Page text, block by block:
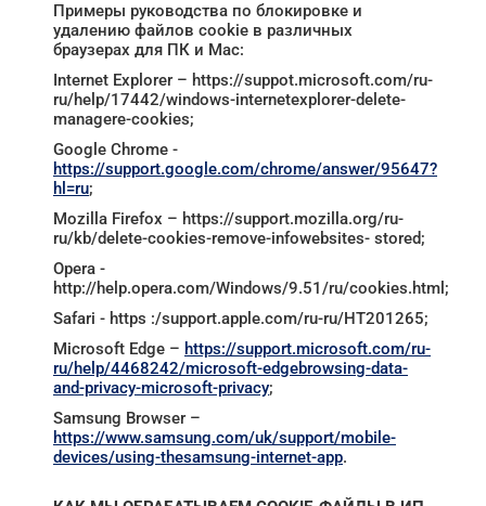
Примеры руководства по блокировке и
удалению файлов cookie в различных
браузерах для ПК и Мас:
Internet Ехрlorеr – https://suppot.microsoft.com/ru-
ru/help/17442/windows-internetexplorer-delete-
managere-cookies;
Google Chrome -
https://support.google.com/chrome/answer/95647?
hl=ru;
Mozilla Firеfox – https://support.mozilla.org/ru-
ru/kb/delete-cookies-remove-infowebsites- stored;
Ореrа -
http://help.opera.com/Windows/9.51/ru/cookies.html;
Safari - https :/support.applе.соm/ru-ru/HT201265;
Microsoft Edge – https://support.microsoft.com/ru-
ru/help/4468242/microsoft-edgebrowsing-data-
and-privacy-microsoft-privacy;
Samsung Browser –
https://www.samsung.com/uk/support/mobile-
devices/using-thesamsung-internet-app.